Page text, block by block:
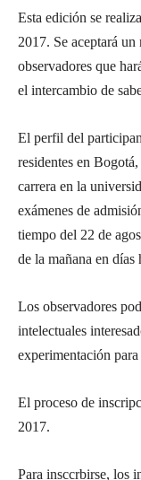
Esta edición se
2017. Se aceptará
observadores que
el intercambio de
El perfil del
residentes en
carrera en la
exámenes de
tiempo del 22 de
de la mañana en días
Los observadores
intelectuales
experimentación
El proceso de
2017.
Para insccrbirse, los